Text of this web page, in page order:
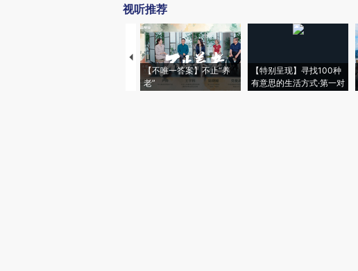
视听推荐
【不唯一答案】不止“养
老”
【特别呈现】寻找100种
有意思的生活方式·第一对